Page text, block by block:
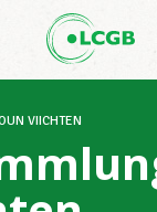
VIICHTEN